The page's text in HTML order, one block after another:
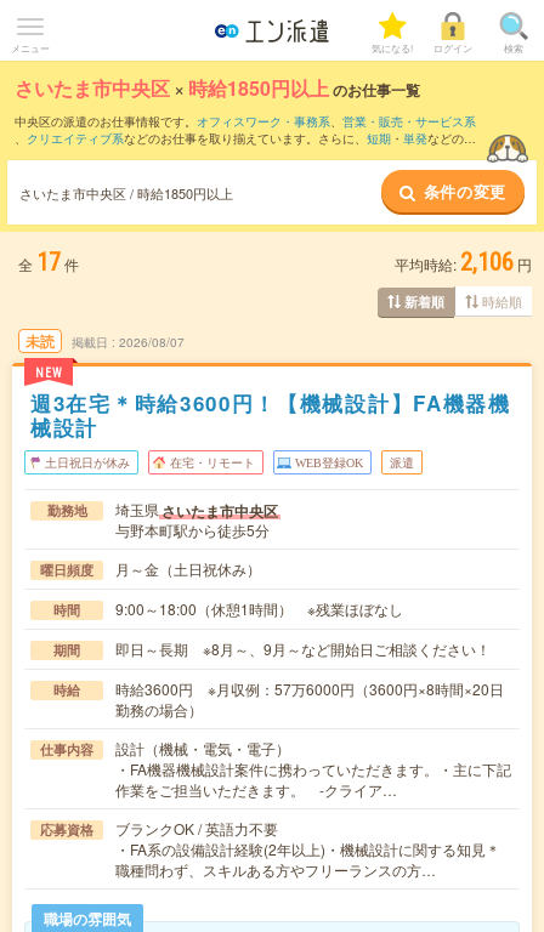
メニュー 気になる! ログイン 検索
さいたま市中央区 × 時給1850円以上のお仕事一覧
中央区の派遣のお仕事情報です。 オフィスワーク・事務系、 営業・販売・サービス系
、 クリエイティブ系などのお仕事を取り揃えています。さらに、 短期 ・ 単発などの期
さいたま市中央区 / 時給1850円以上 条件の変更
全 17件 平均時給: 2,106 円
新着順 時給順
未読
NEW
掲載日 2026/08/07
週3在宅＊時給3600円！【機械設計】FA機器機
械設計
土日祝日が休み 在宅・リモート WEB登録OK 派遣
勤務地 埼玉県さいたま市中央区
与野本町駅から徒歩5分
曜日頻度 月～金（土日祝休み）
時間 9:00～18:00（休憩1時間） ※残業ほぼなし
期間 即日～長期 ※8月～、9月～など開始日ご相談ください！
時給
時給3600円 ※月収例：57万6000円（3600円×8時間×20日
勤務の場合）
仕事内容
設計（機械・電気・電子）
・FA機器機械設計案件に携わっていただきます。・主に下記
作業をご担当いただきます。 -クライア…
応募資格
ブランクOK / 英語力不要
・FA系の設備設計経験(2年以上)・機械設計に関する知見＊
職種問わず、スキルある方やフリーランスの方…
職場の雰囲気